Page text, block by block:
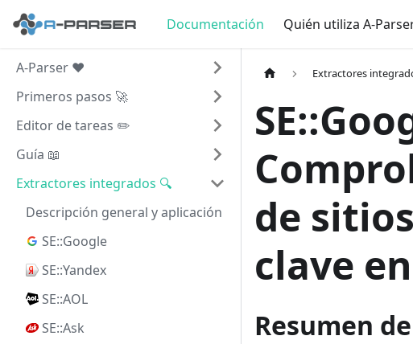
Documentación Quién utiliza A-
A-Parser ❤️
Primeros pasos 🚀
Editor de tareas ✏️
Guía 📖
Extractores integrados 🔍
Descripción general y aplicación
SE::Google
SE::Yandex
SE::AOL
SE::Ask
Extractores
de
clave
Resumen